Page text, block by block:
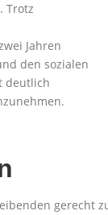
Trotz
Jahren
den sozialen
deutlich
gerecht